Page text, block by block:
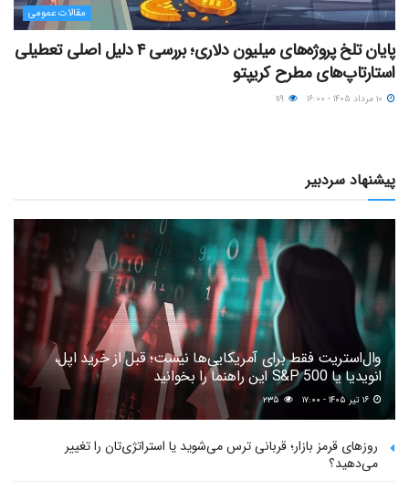
مقالات عمومی
پایان تلخ پروژه‌های میلیون دلاری؛ بررسی ۴ دلیل اصلی تعطیلی
استارتاپ‌های مطرح کریپتو
پیشنهاد سردبیر
وال‌استریت فقط برای آمریکایی‌ها نیست؛ قبل از خرید اپل،
انویدیا یا S&P 500 این راهنما را بخوانید
۲۳۵
روزهای قرمز بازار؛ قربانی ترس می‌شوید یا استراتژی‌تان را تغییر
می‌دهید؟